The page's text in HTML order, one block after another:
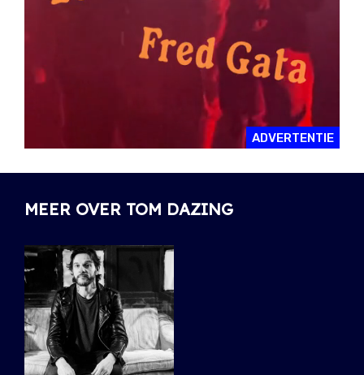
ADVERTENTIE
MEER OVER TOM DAZING